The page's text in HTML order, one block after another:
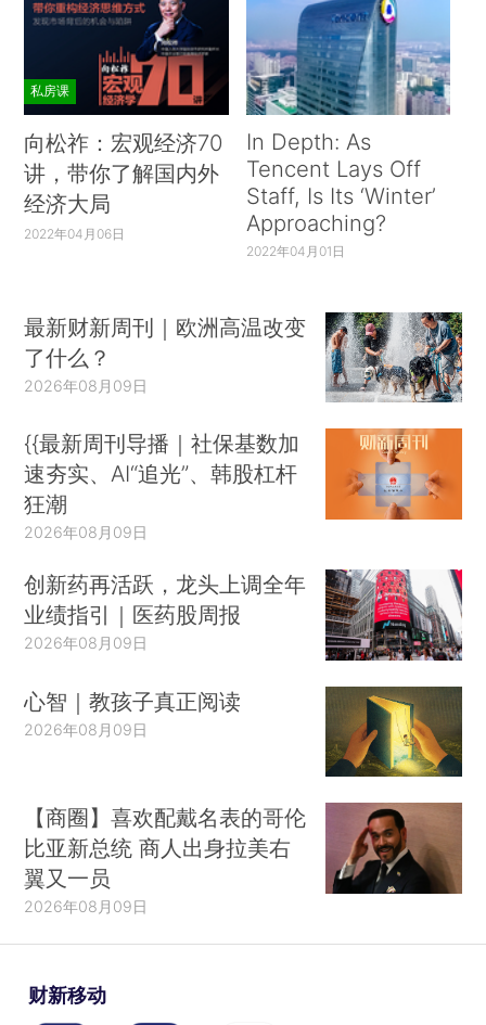
私房课
向松祚：宏观经济70
讲，带你了解国内外
经济大局
2022年04月06日
In Depth: As
Tencent Lays Off
Staff, Is Its ‘Winter’
Approaching?
2022年04月01日
最新财新周刊｜欧洲高温改变
了什么？
2026年08月09日
{{最新周刊导播｜社保基数加
速夯实、AI“追光”、韩股杠杆
狂潮
2026年08月09日
创新药再活跃，龙头上调全年
业绩指引｜医药股周报
2026年08月09日
心智｜教孩子真正阅读
2026年08月09日
【商圈】喜欢配戴名表的哥伦
比亚新总统 商人出身拉美右
翼又一员
2026年08月09日
财新移动